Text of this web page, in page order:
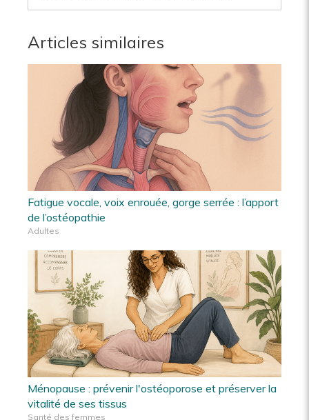
Articles similaires
Fatigue vocale, voix enrouée, gorge serrée : l’apport
de l’ostéopathie
Adultes
Ménopause : prévenir l'ostéoporose et préserver la
vitalité de ses tissus
Santé des femmes